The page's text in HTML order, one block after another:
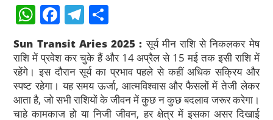
W
h
at
s
A
p
F
a
c
e
b
o
T
el
e
gr
a
m
h
ar
e
Sun Transit Aries 2025 :सूर्य मीन राशि से निकलकर मेष
राशि में प्रवेश कर चुके हैं और 14 अप्रैल से 15 मई तक इसी राशि में
रहेंगे। इस दौरान सूर्य का प्रभाव पहले से कहीं अधिक सक्रिय और
स्पष्ट रहेगा। यह समय ऊर्जा, आत्मविश्वास और फैसलों में तेजी लेकर
आता है, जो सभी राशियों के जीवन में कुछ न कुछ बदलाव जरूर करेगा।
चाहे कामकाज हो या निजी जीवन, हर क्षेत्र में इसका असर दिखाई